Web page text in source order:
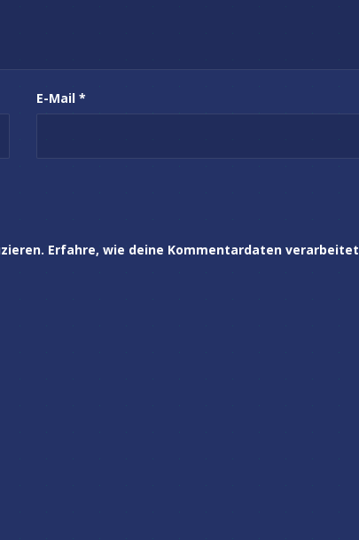
E-Mail *
Erfahre, wie deine Kommentardaten verarbeitet